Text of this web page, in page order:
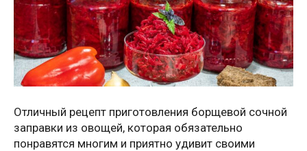
Отличный рецепт приготовления борщевой сочной
заправки из овощей, которая обязательно
понравятся многим и приятно удивит своими